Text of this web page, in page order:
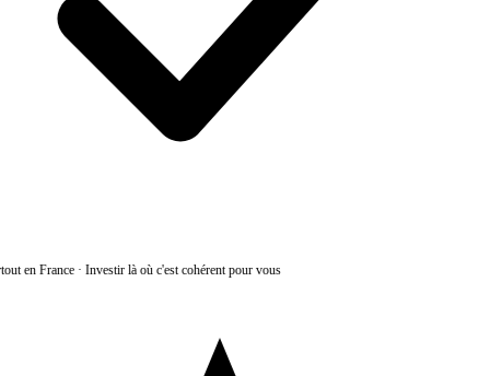
en France·Investir là où c'est cohérent pour vous